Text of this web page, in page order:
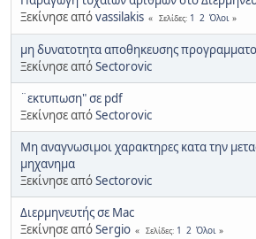
Ξεκίνησε απόvassilakis Σελίδες 1 2 Όλοι
μη δυνατοτητα αποθηκευσης
Ξεκίνησε απόSectorovic
¨εκτυπωση" σε pdf
Ξεκίνησε απόSectorovic
Μη αναγνωσιμοι χαρακτηρες κατα την
μηχανημα
Ξεκίνησε απόSectorovic
Διερμηνευτής σε Mac
Ξεκίνησε απόSergio Σελίδες 1 2 Όλοι